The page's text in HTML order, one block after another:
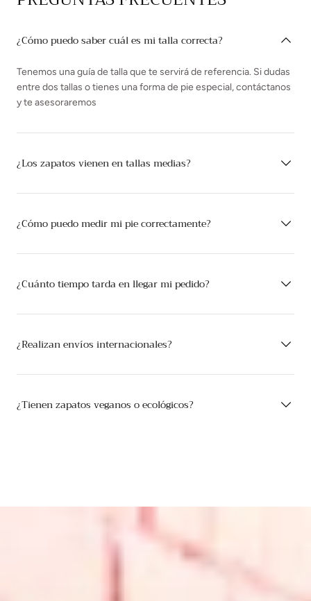
¿Cómo puedo saber cuál es mi talla correcta?
Tenemos una guía de talla que te servirá de referencia. Si dudas
entre dos tallas o tienes una forma de pie especial, contáctanos
y te asesoraremos
¿Los zapatos vienen en tallas medias?
¿Cómo puedo medir mi pie correctamente?
¿Cuánto tiempo tarda en llegar mi pedido?
¿Realizan envíos internacionales?
¿Tienen zapatos veganos o ecológicos?